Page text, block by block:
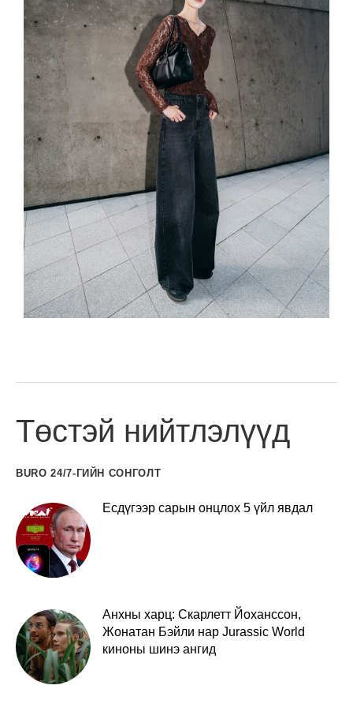
Төстэй нийтлэлүүд
BURO 24/7-ГИЙН СОНГОЛТ
Есдүгээр сарын онцлох 5 үйл явдал
Анхны харц: Скарлетт Йоханссон,
Жонатан Бэйли нар Jurassic World
киноны шинэ ангид